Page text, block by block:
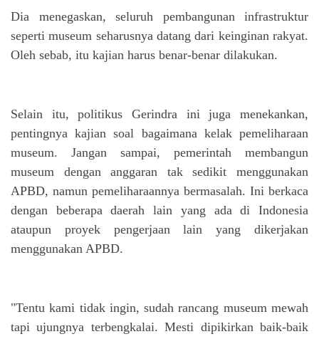
Dia menegaskan, seluruh pembangunan infrastruktur
seperti museum seharusnya datang dari keinginan rakyat.
Oleh sebab, itu kajian harus benar-benar dilakukan.
Selain itu, politikus Gerindra ini juga menekankan,
pentingnya kajian soal bagaimana kelak pemeliharaan
museum. Jangan sampai, pemerintah membangun
museum dengan anggaran tak sedikit menggunakan
APBD, namun pemeliharaannya bermasalah. Ini berkaca
dengan beberapa daerah lain yang ada di Indonesia
ataupun proyek pengerjaan lain yang dikerjakan
menggunakan APBD.
"Tentu kami tidak ingin, sudah rancang museum mewah
tapi ujungnya terbengkalai. Mesti dipikirkan baik-baik